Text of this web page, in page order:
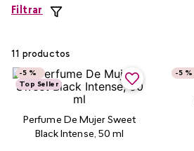
Filtrar
11 productos
Perfume De Mujer Sweet
Black Intense, 50 ml
-5 %
Top Seller
-5 %